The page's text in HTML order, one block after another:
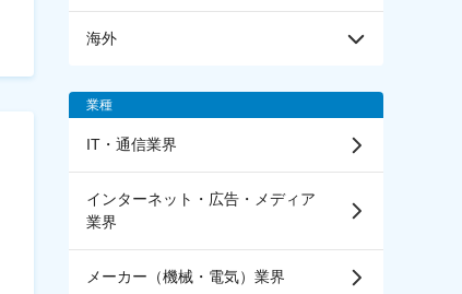
海外
業種
IT・通信業界
インターネット・広告・メディア
業界
メーカー（機械・電気）業界